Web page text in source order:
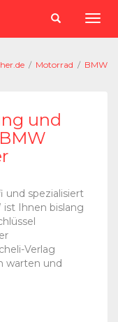
/ Motorrad / BMW
und
und spezialisiert
ist Ihnen bislang
Verlag
warten und